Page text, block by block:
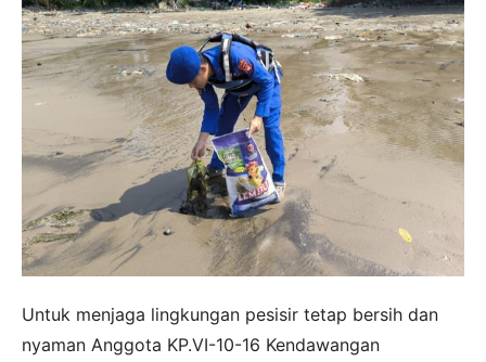
Untuk menjaga lingkungan pesisir tetap bersih dan
nyaman Anggota KP.VI-10-16 Kendawangan